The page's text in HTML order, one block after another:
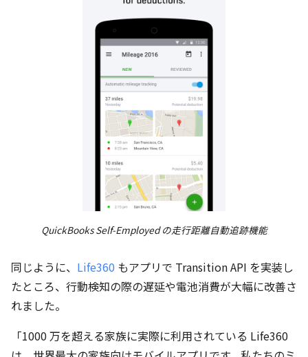
QuickBooks Self-Employed の走行距離自動追跡機能
同じように、 Life360 もアプリで Transition API を実装し
たところ、行動検知の際の遅延や電池消費が大幅に改善さ
れました。
「1000 万を超える家族に実際に利用されている Life360